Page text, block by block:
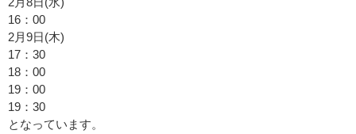
16：00
2月9日(木)
17：30
18：00
19：00
19：30
となっています。